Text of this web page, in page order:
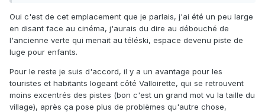
Mais à part pour la desserte via les navettes SkiBus, cet
emplacement n'est pas intéressant avec moins de dénivelé
pour les pistes, une remontée mécanique plus longue à
construire, une arrivée des pistes contraintes et enfin un
Oui c'est de cet emplacement que je parlais, j'ai été un peu large
en disant face au cinéma, j'aurais du dire au débouché de
l'ancienne verte qui menait au téléski, espace devenu piste de
luge pour enfants.
Pour le reste je suis d'accord, il y a un avantage pour les
touristes et habitants logeant côté Valloirette, qui se retrouvent
moins excentrés des pistes (bon c'est un grand mot vu la taille du
village), après ça pose plus de problèmes qu'autre chose,